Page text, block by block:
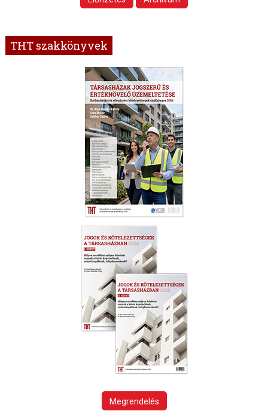
THT szakkönyvek
Megrendelés